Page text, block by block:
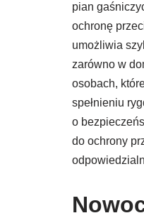
pian
ochronę
umożliwia
zarówno w
osobach,
spełnieniu
o
do ochrony